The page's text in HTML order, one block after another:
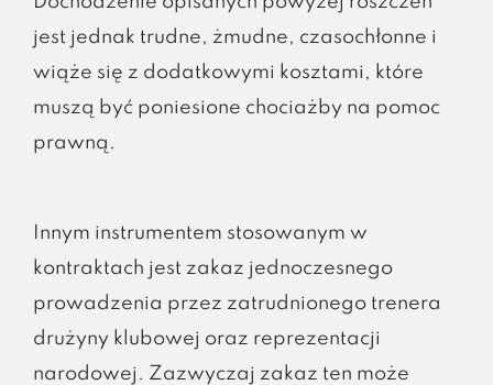
jest jednak trudne, żmudne, czasochłonne i
wiąże się z dodatkowymi kosztami, które
muszą być poniesione chociażby na pomoc
prawną.
Innym instrumentem stosowanym w
kontraktach jest zakaz jednoczesnego
prowadzenia przez zatrudnionego trenera
drużyny klubowej oraz reprezentacji
narodowej. Zazwyczaj zakaz ten może